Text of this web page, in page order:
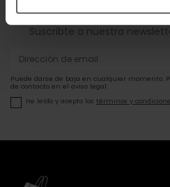
Suscribte a nuestra
Puede darse de baja en cualquier momento.
de contacto en el aviso legal.
He leído y acepto los términos y